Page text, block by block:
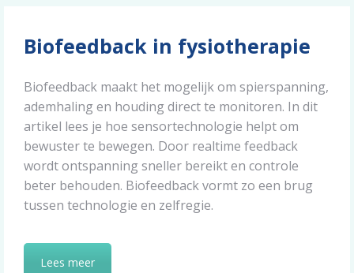
Biofeedback in fysiotherapie
Biofeedback maakt het mogelijk om spierspanning,
ademhaling en houding direct te monitoren. In dit
artikel lees je hoe sensortechnologie helpt om
bewuster te bewegen. Door realtime feedback
wordt ontspanning sneller bereikt en controle
beter behouden. Biofeedback vormt zo een brug
tussen technologie en zelfregie.
Lees meer